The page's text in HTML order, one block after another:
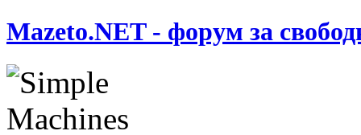
Mazeto.NET - форум за